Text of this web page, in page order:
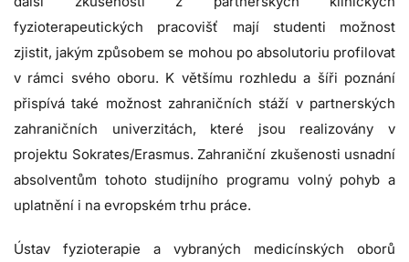
fyzioterapeutických pracovišť mají studenti možnost
zjistit, jakým způsobem se mohou po absolutoriu profilovat
v rámci svého oboru. K většímu rozhledu a šíři poznání
přispívá také možnost zahraničních stáží v partnerských
zahraničních univerzitách, které jsou realizovány v
projektu Sokrates/Erasmus. Zahraniční zkušenosti usnadní
absolventům tohoto studijního programu volný pohyb a
uplatnění i na evropském trhu práce.
Ústav fyzioterapie a vybraných medicínských oborů